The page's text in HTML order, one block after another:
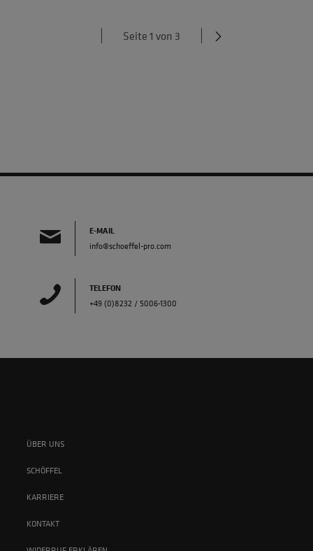
Seite 1 von 3
E-MAIL
info@schoeffel-pro.com
TELEFON
+49 (0)8232 / 5006-1300
ÜBER UNS
SCHÖFFEL
KARRIERE
KONTAKT